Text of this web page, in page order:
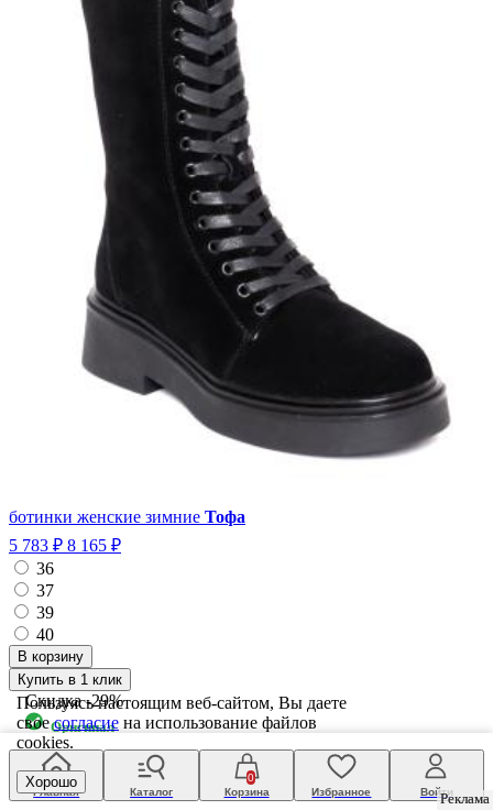
Реклама
Реклама
ботинки женские зимние Тофа
5 783 ₽ 8 165 ₽
36
37
39
40
Купить в 1 клик
Скидка -29%
Оригинал
Главная Каталог
0
Корзина
Избранное Войти
Пользуясь настоящим веб-сайтом, Вы даете
своесогласие на использование файлов
cookies.
Хорошо